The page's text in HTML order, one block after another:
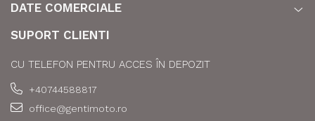
DATE COMERCIALE
SUPORT CLIENTI
CU TELEFON PENTRU ACCES ÎN DEPOZIT
+40744588817
office@gentimoto.ro